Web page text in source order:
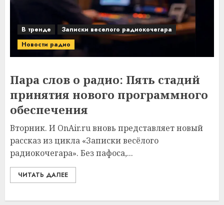
В тренде
Записки веселого радиокочегара
Новости радио
Пара слов о радио: Пять стадий
принятия нового программного
обеспечения
Вторник. И OnAir.ru вновь представляет новый
рассказ из цикла «Записки весёлого
радиокочегара». Без пафоса,...
ЧИТАТЬ ДАЛЕЕ